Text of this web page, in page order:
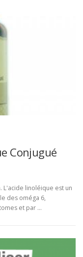
Conjugué
L'acide linoléique est un
des oméga 6,
et par …